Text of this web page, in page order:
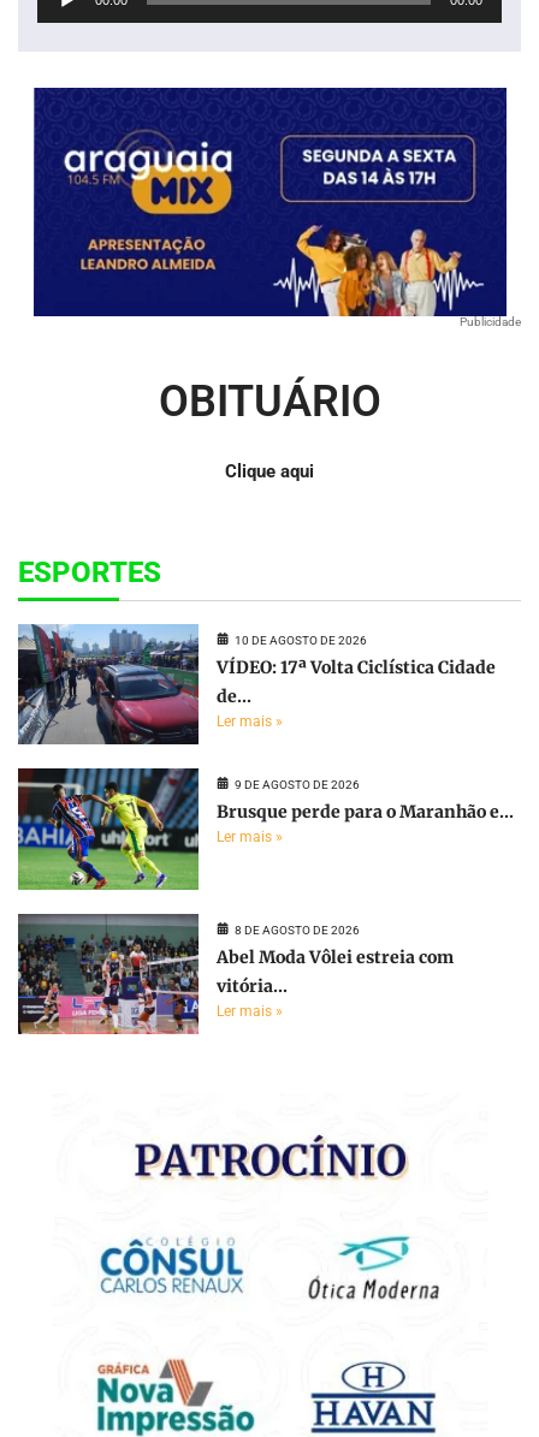
Publicidade
OBITUÁRIO
Clique aqui
ESPORTES
10 DE AGOSTO DE 2026
VÍDEO: 17ª Volta Ciclística Cidade
de...
Ler mais »
9 DE AGOSTO DE 2026
Brusque perde para o Maranhão e...
Ler mais »
8 DE AGOSTO DE 2026
Abel Moda Vôlei estreia com
vitória...
Ler mais »